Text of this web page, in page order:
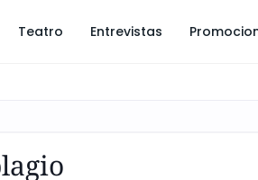
Teatro Entrevistas